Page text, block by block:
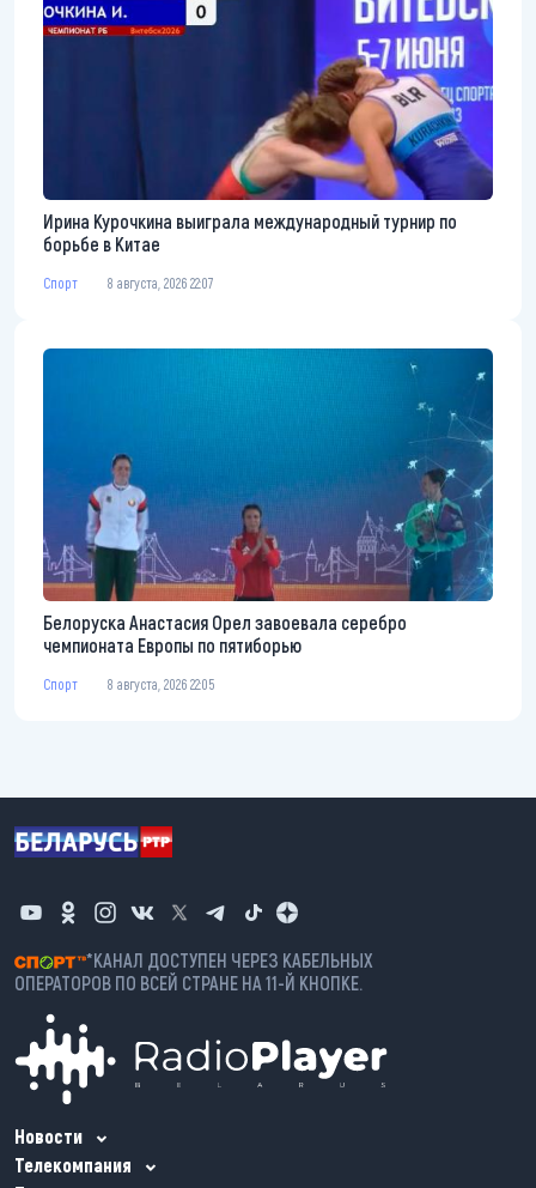
Ирина Курочкина выиграла международный турнир по
борьбе в Китае
Спорт 8 августа, 2026 22:07
Белоруска Анастасия Орел завоевала серебро
чемпионата Европы по пятиборью
Спорт 8 августа, 2026 22:05
*КАНАЛ ДОСТУПЕН ЧЕРЕЗ КАБЕЛЬНЫХ
ОПЕРАТОРОВ ПО ВСЕЙ СТРАНЕ НА 11-Й КНОПКЕ.
Новости
Телекомпания